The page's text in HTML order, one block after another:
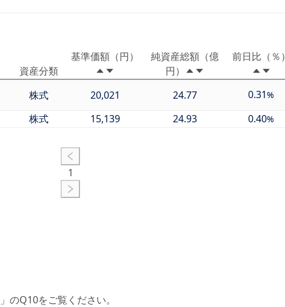
資産分類
基準価額（円）
純資産総額（億
円）
前日比（％）
株式 20,021 24.77 0.31%
株式 15,139 24.93 0.40%
1
」のQ10をご覧ください。